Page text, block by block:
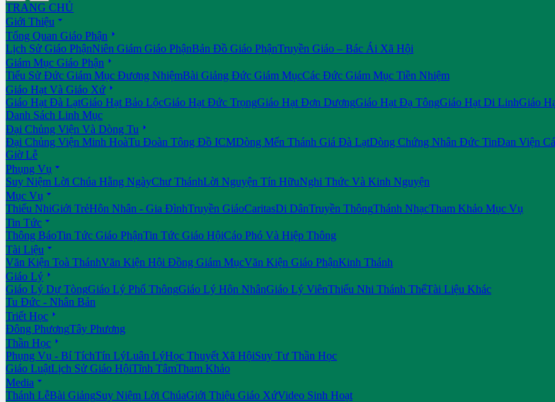
TRANG CHỦ
Giới Thiệu 
Tổng Quan Giáo Phận 
Lịch Sử Giáo PhậnNiên Giám Giáo PhậnBản Đồ Giáo PhậnTruyền Giáo – Bác Ái Xã Hội
Giám Mục Giáo Phận 
Tiểu Sử Đức Giám Mục Đương NhiệmBài Giảng Đức Giám MụcCác Đức Giám Mục Tiền Nhiệm
Giáo Hạt Và Giáo Xứ 
Giáo Hạt Đà LạtGiáo Hạt Bảo LộcGiáo Hạt Đức TrọngGiáo Hạt Đơn DươngGiáo Hạt Đạ TôngGiáo Hạt Di LinhGiáo
Danh Sách Linh Mục
Đại Chủng Viện Và Dòng Tu 
Đại Chủng Viện Minh HoàTu Đoàn Tông Đồ ICMDòng Mến Thánh Giá Đà LạtDòng Chứng Nhân Đức TinĐan Viện
Giờ Lễ
Phụng Vụ 
Suy Niệm Lời Chúa Hằng NgàyChư ThánhLời Nguyện Tín HữuNghi Thức Và Kinh Nguyện
Mục Vụ 
Thiếu NhiGiới TrẻHôn Nhân - Gia ĐìnhTruyền GiáoCaritasDi DânTruyền ThôngThánh NhạcTham Khảo Mục Vụ
Tin Tức 
Thông BáoTin Tức Giáo PhậnTin Tức Giáo HộiCáo Phó Và Hiệp Thông
Tài Liệu 
Văn Kiện Toà ThánhVăn Kiện Hội Đồng Giám MụcVăn Kiện Giáo PhậnKinh Thánh
Giáo Lý 
Giáo Lý Dự TòngGiáo Lý Phổ ThôngGiáo Lý Hôn NhânGiáo Lý ViênThiếu Nhi Thánh ThểTài Liệu Khác
Tu Đức - Nhân Bản
Triết Học 
Đông PhươngTây Phương
Thần Học 
Phụng Vụ - Bí TíchTín LýLuân LýHọc Thuyết Xã HộiSuy Tư Thần Học
Giáo LuậtLịch Sử Giáo HộiTĩnh TâmTham Khảo
Media 
Thánh LễBài GiảngSuy Niệm Lời ChúaGiới Thiệu Giáo XứVideo Sinh Hoạt